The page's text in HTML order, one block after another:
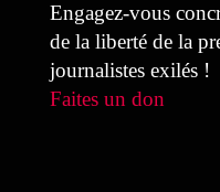
Engagez-vous
de la liberté de la
journalistes exilés !
Faites un don